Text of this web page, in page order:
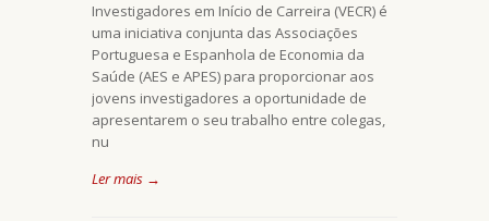
Investigadores em Início de Carreira (VECR) é
uma iniciativa conjunta das Associações
Portuguesa e Espanhola de Economia da
Saúde (AES e APES) para proporcionar aos
jovens investigadores a oportunidade de
apresentarem o seu trabalho entre colegas,
nu
Ler mais →